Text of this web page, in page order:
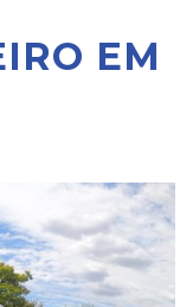
EM